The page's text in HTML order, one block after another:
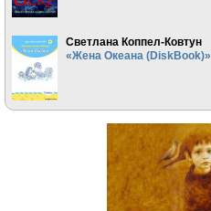
Светлана Коппел-Ковтун
«Жена Океана (DiskBook)»